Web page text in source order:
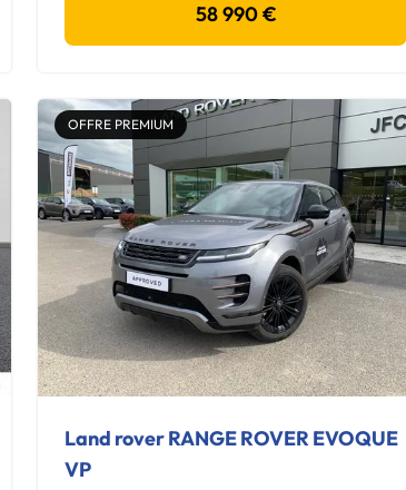
58 990 €
OFFRE PREMIUM
Land rover RANGE ROVER EVOQUE
VP